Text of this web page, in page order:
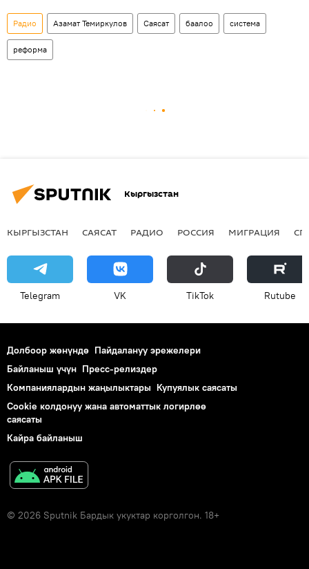
Радио Азамат Темиркулов Саясат баалоо система
реформа
Кыргызстан
КЫРГЫЗСТАН САЯСАТ РАДИО РОССИЯ МИГРАЦИЯ
Telegram VK ТikТоk Rutube
Долбоор жөнүндө Пайдалануу эрежелери
Байланыш үчүн Пресс-релиздер
Компаниялардын жаңылыктары Купуялык саясаты
Cookie колдонуу жана автоматтык логирлөө
саясаты
Кайра байланыш
© 2026 Sputnik Бардык укуктар корголгон. 18+